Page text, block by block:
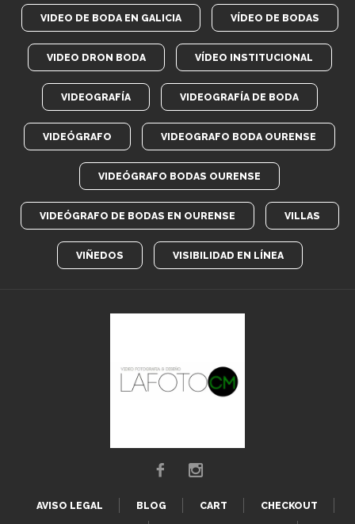
VIDEO DE BODA EN GALICIA VÍDEO DE BODAS
VIDEO DRON BODA VÍDEO INSTITUCIONAL
VIDEOGRAFÍA VIDEOGRAFÍA DE BODA
VIDEÓGRAFO VIDEOGRAFO BODA OURENSE
VIDEÓGRAFO BODAS OURENSE
VIDEÓGRAFO DE BODAS EN OURENSE VILLAS
VIÑEDOS VISIBILIDAD EN LÍNEA
AVISO LEGAL BLOG CART
CHECKOUT